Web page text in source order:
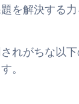
を解決する
れがちな以
。